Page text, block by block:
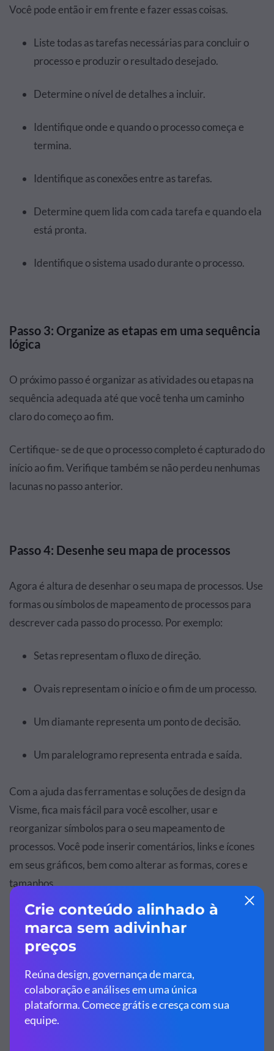
Você pode então ir em frente e fazer essas coisas.
Liste todas as tarefas necessárias para concluir o
processo e produzir o resultado desejado.
Determine o nível de detalhes a incluir.
Identifique onde e quando o processo começa e
termina.
Identifique as conexões entre as tarefas.
Determine quem lida com cada tarefa e quando ela
está pronta.
Identifique o sistema usado durante o processo.
Passo 3: Organize as etapas em uma sequência
lógica
O próximo passo é organizar as atividades ou etapas na
sequência adequada até que você tenha um caminho
claro do começo ao fim.
Certifique- se de que o processo completo é capturado do
início ao fim. Verifique também se não perdeu nenhumas
lacunas no passo anterior.
Passo 4: Desenhe seu mapa de processos
Agora é altura de desenhar o seu mapa de processos. Use
formas ou símbolos de mapeamento de processos para
descrever cada passo do processo. Por exemplo:
Setas representam o fluxo de direção.
Ovais representam o início e o fim de um processo.
Um diamante representa um ponto de decisão.
Um paralelogramo representa entrada e saída.
Com a ajuda das ferramentas e soluções de design da
Visme, fica mais fácil para você escolher, usar e
reorganizar símbolos para o seu mapeamento de
processos. Você pode inserir comentários, links e ícones
em seus gráficos, bem como alterar as formas, cores e
tamanhos.